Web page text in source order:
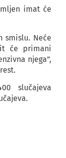
imat će
smislu. Neće
će primani
njega”,
slučajeva